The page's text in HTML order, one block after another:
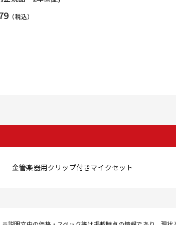
（税込）
金管楽器用クリップ付きマイクセット